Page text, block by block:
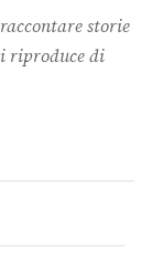
storie
riproduce di